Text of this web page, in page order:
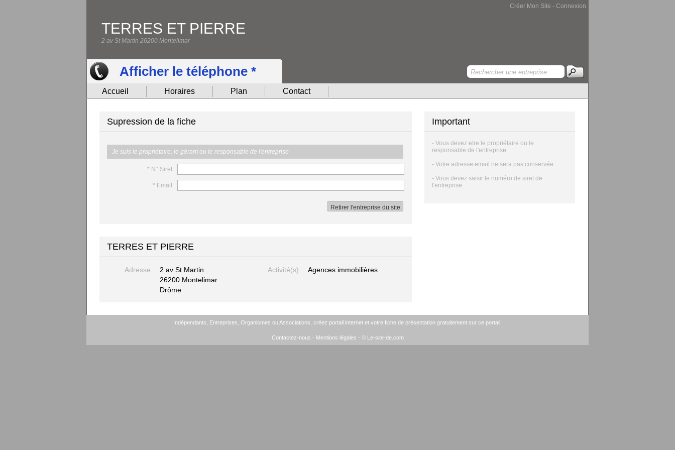
Créer Mon Site - Connexion
TERRES ET PIERRE
2 av St Martin 26200 Montelimar
Afficher le téléphone *
Accueil Horaires Plan Contact
Supression de la fiche
Je suis le propriétaire, le gérant ou le responsable de l'entreprise
* N° Siret
* Email
TERRES ET PIERRE
Adresse :
2 av St Martin
26200 Montelimar
Drôme
Activité(s) : Agences immobilières
Important
- Vous devez etre le propriétaire ou le
responsable de l'entreprise.
- Votre adresse email ne sera pas conservée.
- Vous devez saisir le numéro de siret de
l'entreprise.
Indépendants, Entreprises, Organismes ou Associations, créez portail internet et votre fiche de présentation gratuitement sur ce portail.
Contactez-nous - Mentions légales - © Le-site-de.com